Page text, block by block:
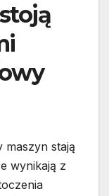
maszyn stają
wynikają z